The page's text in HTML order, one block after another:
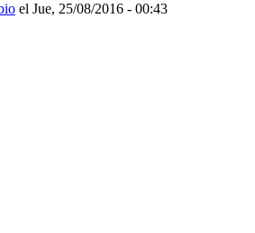
el Jue, 25/08/2016 - 00:43